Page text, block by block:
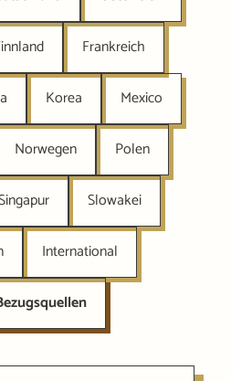
Frankreich
Korea Mexico
Norwegen Polen
Slowakei
International